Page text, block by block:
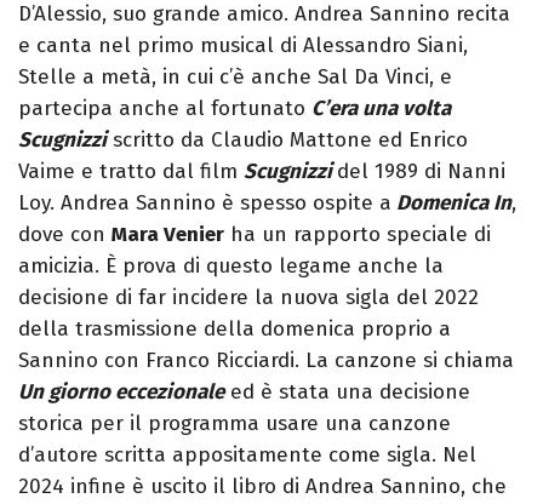
D’Alessio, suo grande amico. Andrea Sannino recita
e canta nel primo musical di Alessandro Siani,
Stelle a metà, in cui c’è anche Sal Da Vinci, e
partecipa anche al fortunato C’era una volta
Scugnizziscritto da Claudio Mattone ed Enrico
Vaime e tratto dal film Scugnizzi del 1989 di Nanni
Loy. Andrea Sannino è spesso ospite a Domenica In,
dove con Mara Venier ha un rapporto speciale di
amicizia. È prova di questo legame anche la
decisione di far incidere la nuova sigla del 2022
della trasmissione della domenica proprio a
Sannino con Franco Ricciardi. La canzone si chiama
Un giorno eccezionaleed è stata una decisione
storica per il programma usare una canzone
d’autore scritta appositamente come sigla. Nel
2024 infine è uscito il libro di Andrea Sannino, che